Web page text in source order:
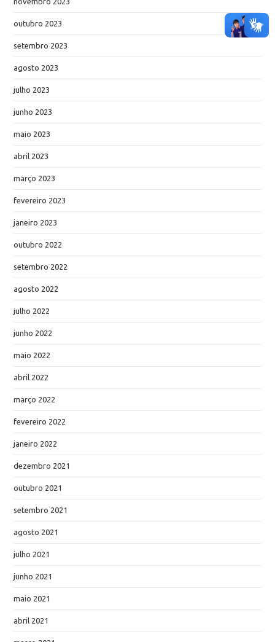
outubro 2023
setembro 2023
agosto 2023
julho 2023
junho 2023
maio 2023
abril 2023
março 2023
fevereiro 2023
janeiro 2023
outubro 2022
setembro 2022
agosto 2022
julho 2022
junho 2022
maio 2022
abril 2022
março 2022
fevereiro 2022
janeiro 2022
dezembro 2021
outubro 2021
setembro 2021
agosto 2021
julho 2021
junho 2021
maio 2021
abril 2021